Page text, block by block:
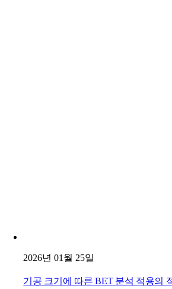
2026년 01월 25일
기공 크기에 따른 BET 분석 적용의